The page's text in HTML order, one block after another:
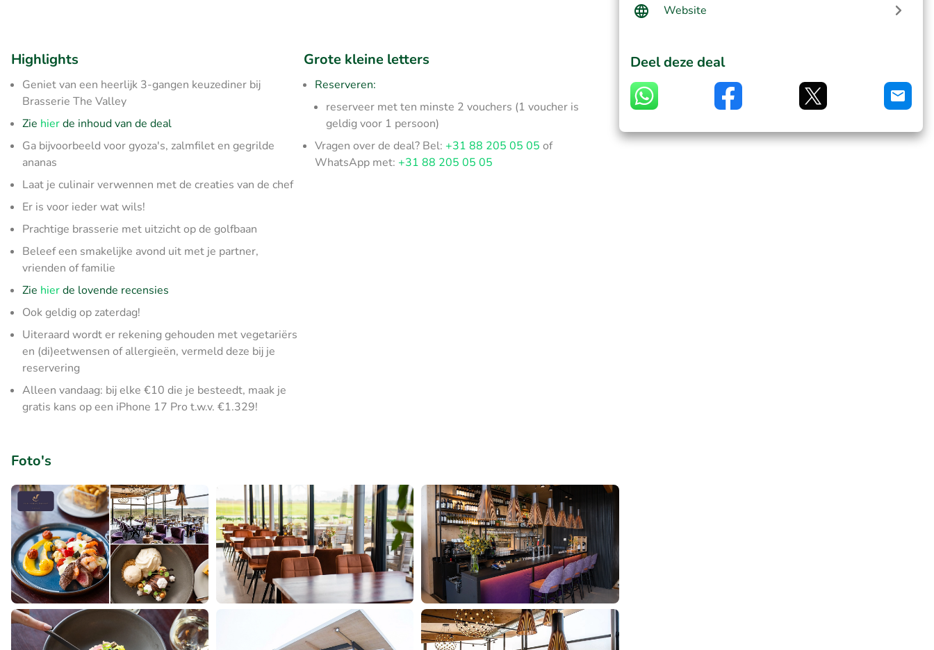
Highlights
Geniet van een heerlijk 3-gangen keuzediner bij
Brasserie The Valley
Zie hierde inhoud van de deal
Ga bijvoorbeeld voor gyoza's, zalmfilet en gegrilde
ananas
Laat je culinair verwennen met de creaties van de chef
Er is voor ieder wat wils!
Prachtige brasserie met uitzicht op de golfbaan
Beleef een smakelijke avond uit met je partner,
vrienden of familie
Zie hierde lovende recensies
Ook geldig op zaterdag!
Uiteraard wordt er rekening gehouden met vegetariërs
en (di)eetwensen of allergieën, vermeld deze bij je
reservering
Alleen vandaag: bij elke €10 die je besteedt, maak je
gratis kans op een iPhone 17 Pro t.w.v. €1.329!
Grote kleine letters
Reserveren:
reserveer met ten minste 2 vouchers (1 voucher is
geldig voor 1 persoon)
Vragen over de deal? Bel:+31 88 205 05 05 of
WhatsApp met:+31 88 205 05 05
Foto's
Website
Deel deze deal